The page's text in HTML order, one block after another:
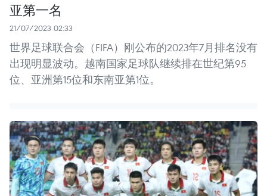
亚第一名
21/07/2023 02:33
世界足球联合会（FIFA）刚公布的2023年7月排名没有
出现明显波动。越南国家足球队继续排在世纪第95
位、亚洲第15位和东南亚第1位。